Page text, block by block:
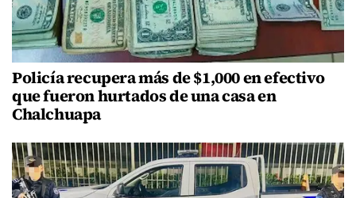
Policía recupera más de $1,000 en efectivo
que fueron hurtados de una casa en
Chalchuapa